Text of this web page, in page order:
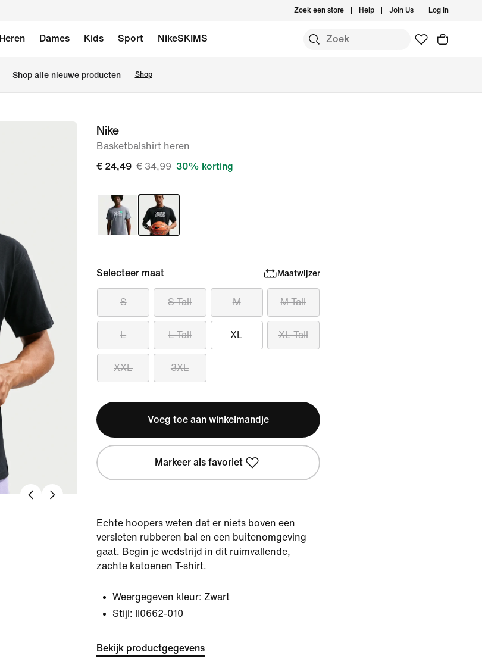
Zoek een store Help Join Us Log in
Heren Dames Kids Sport NikeSKIMS
Shop alle nieuwe producten Shop
afbeelding
Nike
Basketbalshirt heren
€ 24,49 € 34,99 30% korting
Selecteer maat Maatwijzer
S S Tall M M Tall
L L Tall XL XL Tall
XXL 3XL
Voeg toe aan winkelmandje
Markeer als favoriet
Echte hoopers weten dat er niets boven een
versleten rubberen bal en een buitenomgeving
gaat. Begin je wedstrijd in dit ruimvallende,
zachte katoenen T-shirt.
Weergegeven kleur: Zwart
Stijl:
II0662-010
Bekijk productgegevens